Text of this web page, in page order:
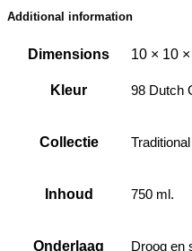
Additional information
Dimensions 10 × 10
Kleur 98 Dutch
Collectie
Inhoud 750 ml.
Onderlaag Droog en